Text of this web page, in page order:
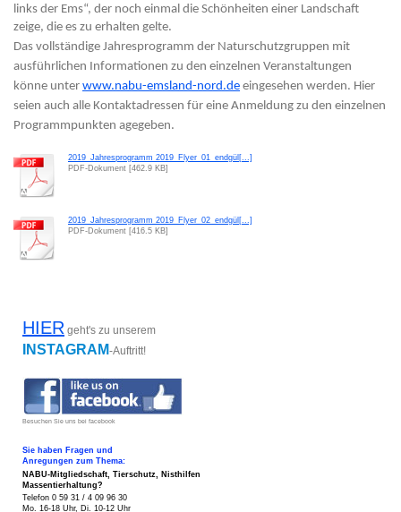
links der Ems“, der noch einmal die Schönheiten einer Landschaft
zeige, die es zu erhalten gelte.
Das vollständige Jahresprogramm der Naturschutzgruppen mit
ausführlichen Informationen zu den einzelnen Veranstaltungen
könne unter www.nabu-emsland-nord.de eingesehen werden. Hier
seien auch alle Kontaktadressen für eine Anmeldung zu den einzelnen
Programmpunkten agegeben.
2019_Jahresprogramm 2019_Flyer_01_endgül[...]
PDF-Dokument [462.9 KB]
2019_Jahresprogramm 2019_Flyer_02_endgül[...]
PDF-Dokument [416.5 KB]
HIER geht's zu unserem
INSTAGRAM-Auftritt!
Besuchen Sie uns bei facebook
Sie haben Fragen und
Anregungen zum Thema:
NABU-Mitgliedschaft, Tierschutz,
Nisthilfen
Massentierhaltung?
Telefon 0 59 31 / 4 09 96 30
Mo. 16-18 Uhr, Di. 10-12 Uhr